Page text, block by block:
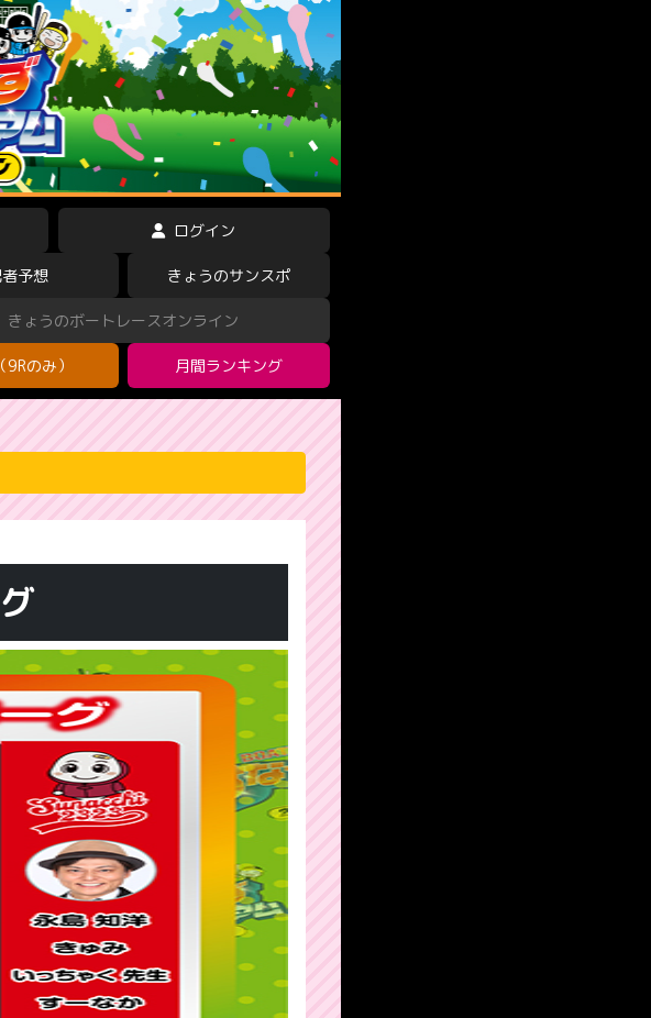
ログイン
予想 きょうのサンスポ
きょうのボートレースオンライン
9Rのみ） 月間ランキング